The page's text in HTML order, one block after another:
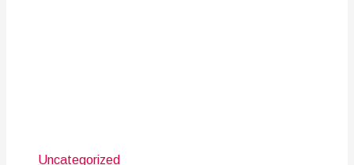
Uncategorized